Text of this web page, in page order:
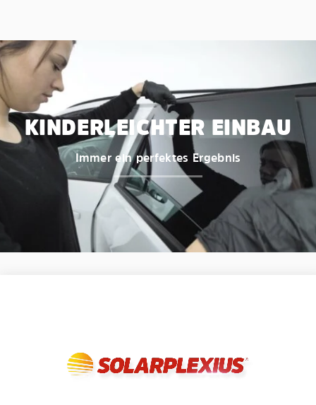
KINDERLEICHTER EINBAU
Immer ein perfektes Ergebnis